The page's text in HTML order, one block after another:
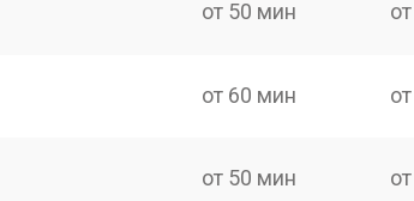
от 50 мин
от 60 мин
от 50 мин